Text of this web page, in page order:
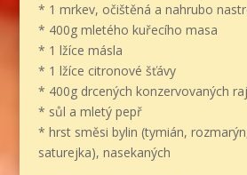
* 1 mrkev, očištěná a nahrubo
* 400g mletého kuřecího masa
* 1 lžíce másla
* 1 lžíce citronové šťávy
* 400g drcených konzervovaných
* sůl a mletý pepř
* hrst směsi bylin (tymián,
saturejka), nasekaných